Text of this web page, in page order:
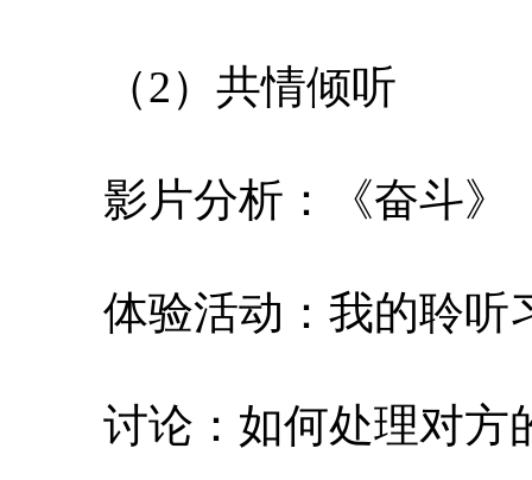
（2）共情倾听
影片分析：《奋斗》
体验活动：我的聆听
讨论：如何处理对方